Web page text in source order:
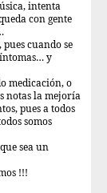
intenta
con gente
cuando se
y
medicación, o
notas la mejoría
pues a todos
somos
sea un
!!!